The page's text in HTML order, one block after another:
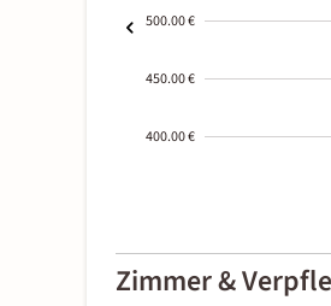
500.00 €
450.00 €
400.00 €
01-02
Zimmer &